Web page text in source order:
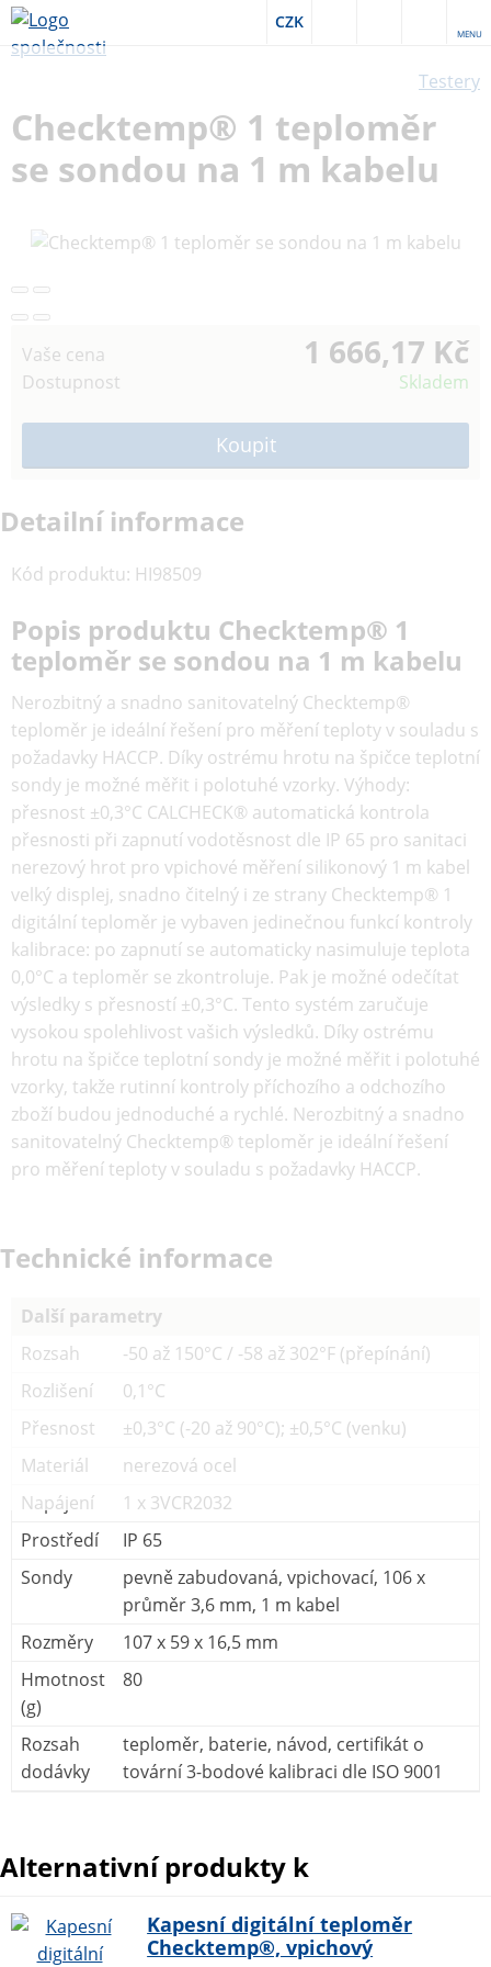
CZK
MENU
Testery
Checktemp® 1 teploměr
se sondou na 1 m kabelu
Vaše cena 1 666,17 Kč
Dostupnost Skladem
Detailní informace
Kód produktu: HI98509
Popis produktu Checktemp® 1
teploměr se sondou na 1 m kabelu
Nerozbitný a snadno sanitovatelný Checktemp®
teploměr je ideální řešení pro měření teploty v souladu s
požadavky HACCP. Díky ostrému hrotu na špičce teplotní
sondy je možné měřit i polotuhé vzorky. Výhody:
přesnost ±0,3°C CALCHECK® automatická kontrola
přesnosti při zapnutí vodotěsnost dle IP 65 pro sanitaci
nerezový hrot pro vpichové měření silikonový 1 m kabel
velký displej, snadno čitelný i ze strany Checktemp® 1
digitální teploměr je vybaven jedinečnou funkcí kontroly
kalibrace: po zapnutí se automaticky nasimuluje teplota
0,0°C a teploměr se zkontroluje. Pak je možné odečítat
výsledky s přesností ±0,3°C. Tento systém zaručuje
vysokou spolehlivost vašich výsledků. Díky ostrému
hrotu na špičce teplotní sondy je možné měřit i polotuhé
vzorky, takže rutinní kontroly příchozího a odchozího
zboží budou jednoduché a rychlé. Nerozbitný a snadno
sanitovatelný Checktemp® teploměr je ideální řešení
pro měření teploty v souladu s požadavky HACCP.
Technické informace
Další parametry
Rozsah
-50 až 150°C / -58 až 302°F (přepínání)
Rozlišení
0,1°C
Přesnost
±0,3°C (-20 až 90°C); ±0,5°C (venku)
Materiál
nerezová ocel
Napájení
1 x 3VCR2032
Prostředí
IP 65
Sondy
pevně zabudovaná, vpichovací, 106 x
průměr 3,6 mm, 1 m kabel
Rozměry
107 x 59 x 16,5 mm
Hmotnost
(g)
80
Rozsah
dodávky
teploměr, baterie, návod, certifikát o
tovární 3-bodové kalibraci dle ISO 9001
Alternativní produkty k
Kapesní digitální teploměr
Checktemp®, vpichový